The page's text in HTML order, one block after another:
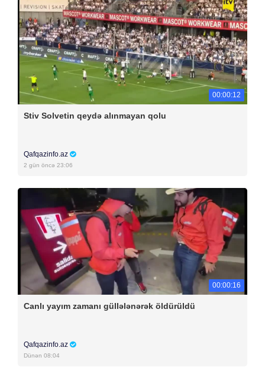
00:00:12
Stiv Solvetin qeydə alınmayan qolu
Qafqazinfo.az
2 gün öncə 23:06
00:00:16
Canlı yayım zamanı güllələnərək öldürüldü
Qafqazinfo.az
Dünən 08:04